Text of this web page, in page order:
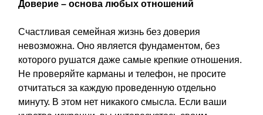
Доверие – основа любых отношений
Счастливая семейная жизнь без доверия
невозможна. Оно является фундаментом, без
которого рушатся даже самые крепкие отношения.
Не проверяйте карманы и телефон, не просите
отчитаться за каждую проведенную отдельно
минуту. В этом нет никакого смысла. Если ваши